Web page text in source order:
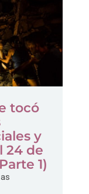
tocó
y
24 de
1)